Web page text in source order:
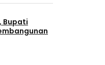
Bupati